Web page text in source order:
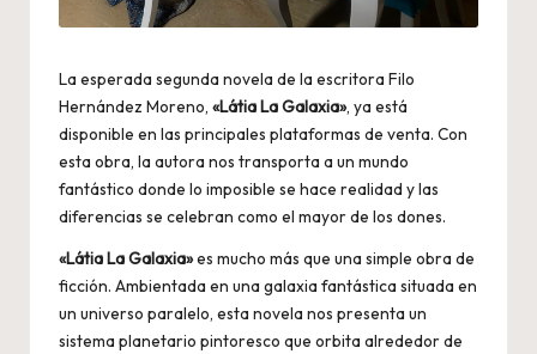
La esperada segunda novela de la escritora Filo
Hernández Moreno, «Látia La Galaxia», ya está
disponible en las principales plataformas de venta. Con
esta obra, la autora nos transporta a un mundo
fantástico donde lo imposible se hace realidad y las
diferencias se celebran como el mayor de los dones.
«Látia La Galaxia»es mucho más que una simple obra de
ficción. Ambientada en una galaxia fantástica situada en
un universo paralelo, esta novela nos presenta un
sistema planetario pintoresco que orbita alrededor de